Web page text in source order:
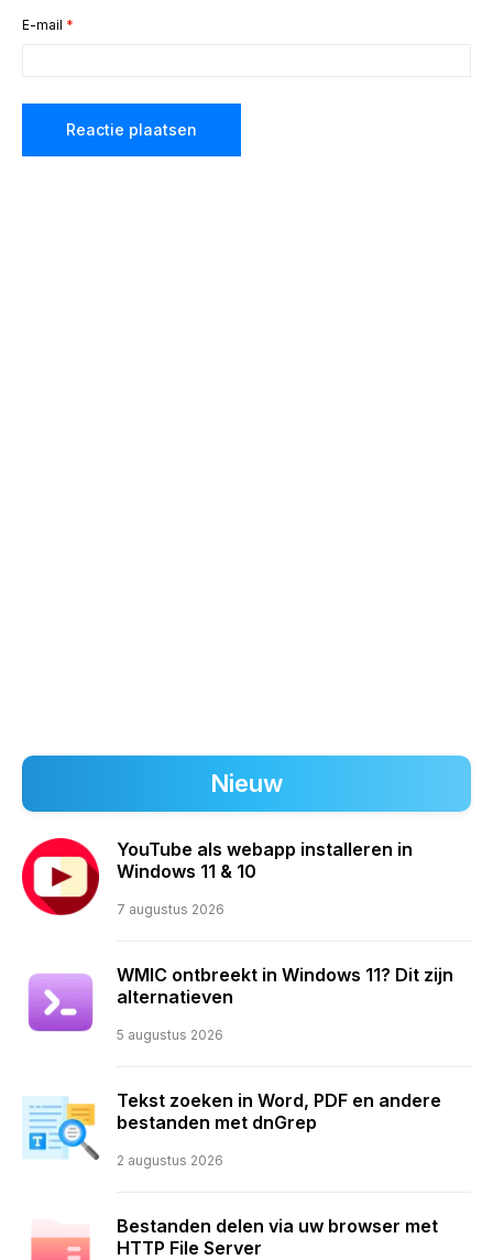
E-mail *
Nieuw
YouTube als webapp installeren in
Windows 11 & 10
7 augustus 2026
WMIC ontbreekt in Windows 11? Dit zijn
alternatieven
5 augustus 2026
Tekst zoeken in Word, PDF en andere
bestanden met dnGrep
2 augustus 2026
Bestanden delen via uw browser met
HTTP File Server